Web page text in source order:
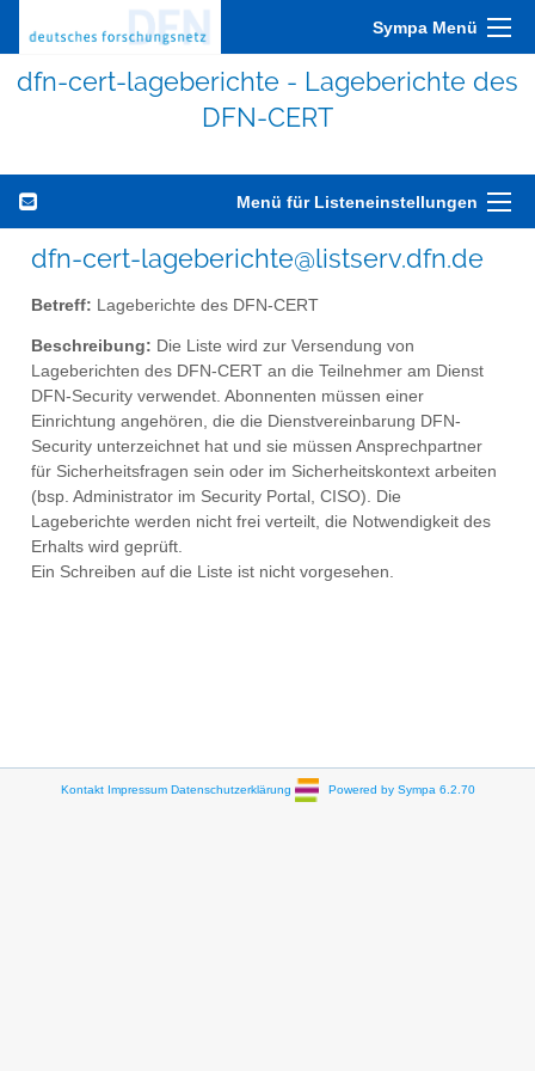
Sympa Menü
dfn-cert-lageberichte - Lageberichte des
DFN-CERT
Menü für Listeneinstellungen
dfn-cert-lageberichte@listserv.dfn.de
Betreff: Lageberichte des DFN-CERT
Beschreibung: Die Liste wird zur Versendung von
Lageberichten des DFN-CERT an die Teilnehmer am Dienst
DFN-Security verwendet. Abonnenten müssen einer
Einrichtung angehören, die die Dienstvereinbarung DFN-
Security unterzeichnet hat und sie müssen Ansprechpartner
für Sicherheitsfragen sein oder im Sicherheitskontext arbeiten
(bsp. Administrator im Security Portal, CISO). Die
Lageberichte werden nicht frei verteilt, die Notwendigkeit des
Erhalts wird geprüft.
Ein Schreiben auf die Liste ist nicht vorgesehen.
Kontakt Impressum Datenschutzerklärung Powered by Sympa 6.2.70